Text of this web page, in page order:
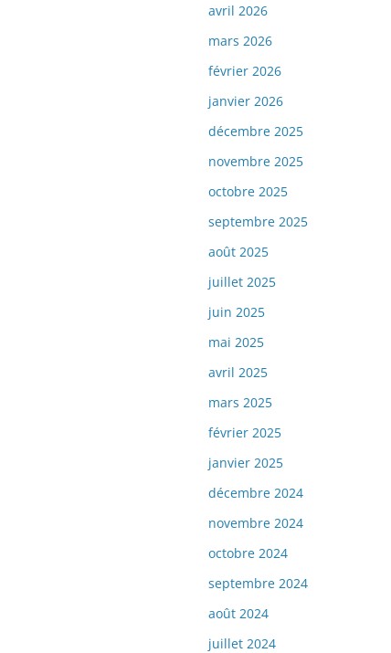
avril 2026
mars 2026
février 2026
janvier 2026
décembre 2025
novembre 2025
octobre 2025
septembre 2025
août 2025
juillet 2025
juin 2025
mai 2025
avril 2025
mars 2025
février 2025
janvier 2025
décembre 2024
novembre 2024
octobre 2024
septembre 2024
août 2024
juillet 2024